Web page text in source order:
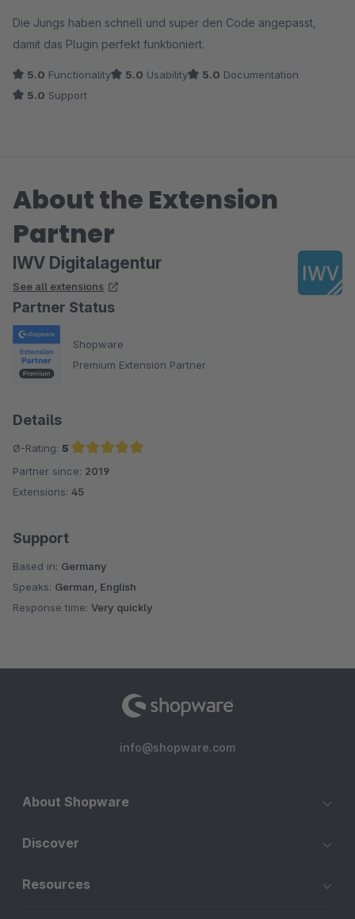
Die Jungs haben schnell und super den Code angepasst,
damit das Plugin perfekt funktioniert.
5.0 Functionality 5.0 Usability 5.0 Documentation
5.0 Support
About the Extension
Partner
IWV Digitalagentur
See all extensions
Partner Status
Shopware
Premium Extension Partner
Details
Ø-Rating: 5
Average rating of 5 out of 5 stars
Partner since: 2019
Extensions: 45
Support
Based in: Germany
Speaks: German, English
Response time: Very quickly
info@shopware.com
About Shopware
Discover
Resources